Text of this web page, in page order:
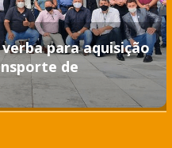
para aquisição
de